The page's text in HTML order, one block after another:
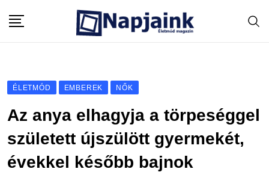
ÉLETMÓD EMBEREK NŐK
Az anya elhagyja a törpeséggel
született újszülött gyermekét,
évekkel később bajnok